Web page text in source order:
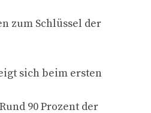
zum Schlüssel der
sich beim ersten
90 Prozent der